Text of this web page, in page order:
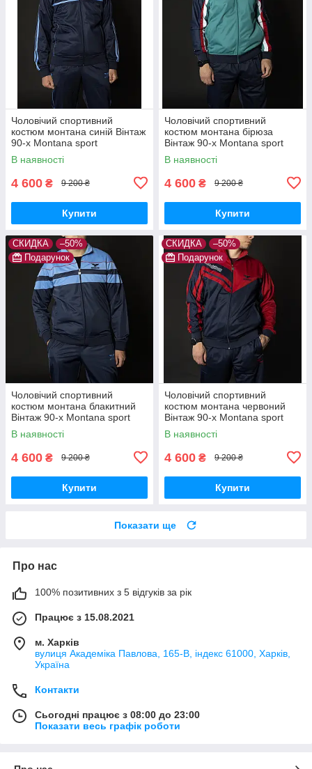
Чоловічий спортивний
костюм монтана синій Вінтаж
90-х Montana sport
Туреччина Спортивні
костюми великі розміри
В наявності
4 600 ₴ 9 200 ₴
Купити
Чоловічий спортивний
костюм монтана бірюза
Вінтаж 90-х Montana sport
Туреччина Спортивні
костюми великі розміри
В наявності
4 600 ₴ 9 200 ₴
Купити
СКИДКА
–50%
Подарунок
Чоловічий спортивний
костюм монтана блакитний
Вінтаж 90-х Montana sport
Туреччина Спортивні
костюми великі розміри
В наявності
4 600 ₴ 9 200 ₴
Купити
СКИДКА
–50%
Подарунок
Чоловічий спортивний
костюм монтана червоний
Вінтаж 90-х Montana sport
Туреччина Спортивні
костюми великі розміри
В наявності
4 600 ₴ 9 200 ₴
Купити
Показати ще
Про нас
100% позитивних з 5 відгуків за рік
Працює з 15.08.2021
м. Харків
вулиця Академіка Павлова, 165-В, індекс 61000, Харків,
Україна
Контакти
Сьогодні працює з 08:00 до 23:00
Показати весь графік роботи